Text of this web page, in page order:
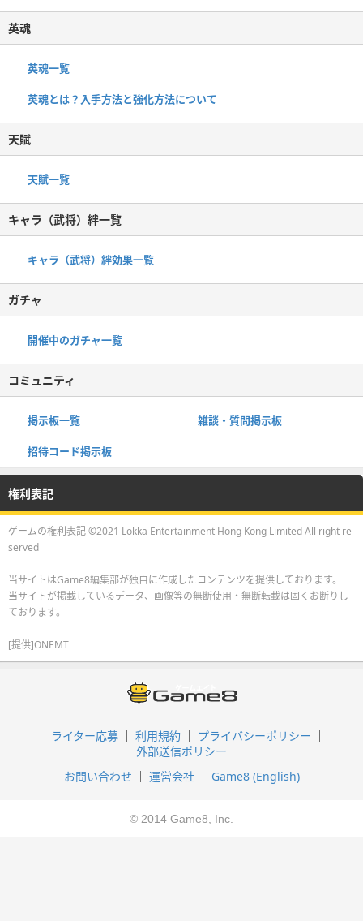
英魂
英魂一覧
英魂とは？入手方法と強化方法について
天賦
天賦一覧
キャラ（武将）絆一覧
キャラ（武将）絆効果一覧
ガチャ
開催中のガチャ一覧
コミュニティ
掲示板一覧 雑談・質問掲示板
招待コード掲示板
権利表記
ゲームの権利表記 ©2021 Lokka Entertainment Hong Kong Limited All right re
served
当サイトはGame8編集部が独自に作成したコンテンツを提供しております。
当サイトが掲載しているデータ、画像等の無断使用・無断転載は固くお断りし
ております。
[提供]ONEMT
ライター応募 利用規約
プライバシーポリシー
外部送信ポリシー
お問い合わせ
運営会社 Game8 (English)
© 2014 Game8, Inc.